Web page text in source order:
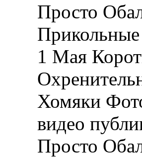
Просто
1 Мая
Хомяки
видео
Просто